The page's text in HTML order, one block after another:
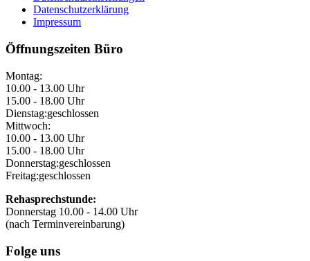
Datenschutzerklärung
Impressum
Öffnungszeiten Büro
Montag:
10.00 - 13.00 Uhr
15.00 - 18.00 Uhr
Dienstag:geschlossen
Mittwoch:
10.00 - 13.00 Uhr
15.00 - 18.00 Uhr
Donnerstag:geschlossen
Freitag:geschlossen
Rehasprechstunde:
Donnerstag 10.00 - 14.00 Uhr
(nach Terminvereinbarung)
Folge uns